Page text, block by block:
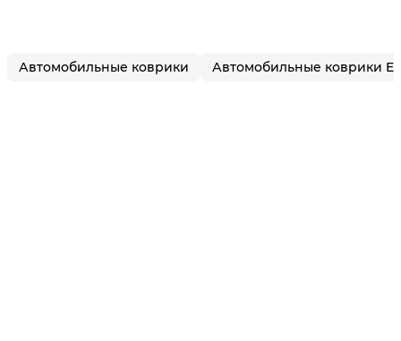
Автомобильные коврики Автомобильные коврики